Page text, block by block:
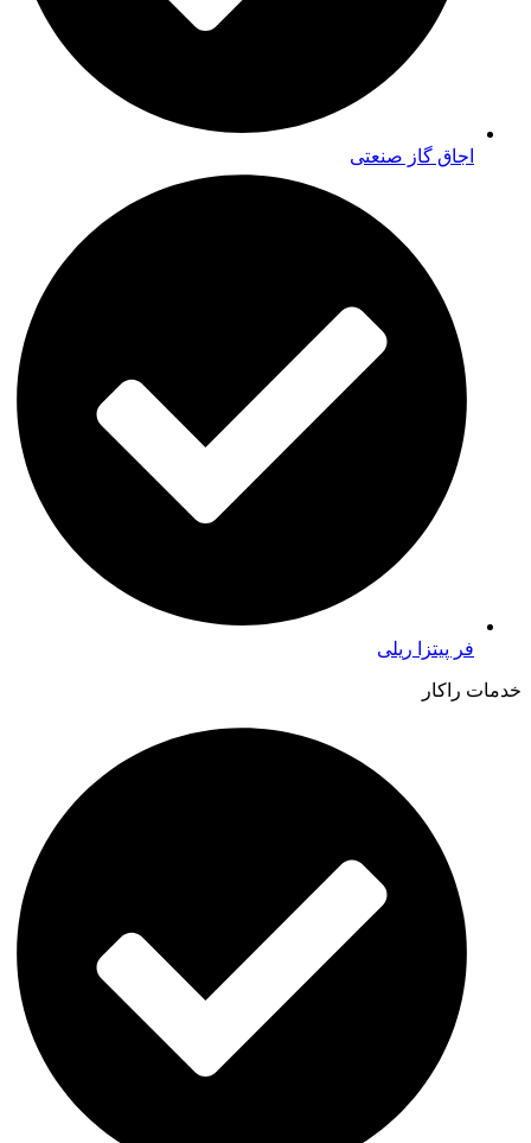
اجاق گاز صنعتی
فر پیتزا ریلی
خدمات راکار